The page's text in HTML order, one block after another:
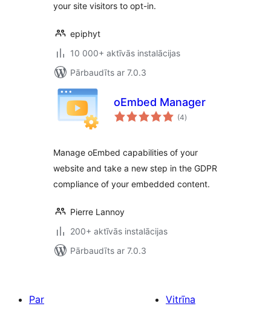
your site visitors to opt-in.
epiphyt
10 000+ aktīvās instalācijas
Pārbaudīts ar 7.0.3
oEmbed Manager
(4vērtējumu
kopsumma
)
Manage oEmbed capabilities of your
website and take a new step in the GDPR
compliance of your embedded content.
Pierre Lannoy
200+ aktīvās instalācijas
Pārbaudīts ar 7.0.3
Par
Vitrīna